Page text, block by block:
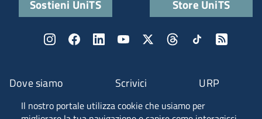
Il nostro portale utilizza cookie che usiamo per
Dove siamo Scrivici URP
Sostieni UniTS Store UniTS